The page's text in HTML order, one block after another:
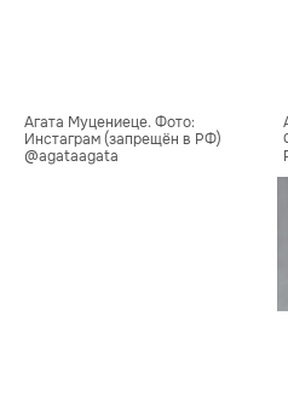
Агата Муцениеце. Фото:
Инстаграм (запрещён в РФ)
@agataagata